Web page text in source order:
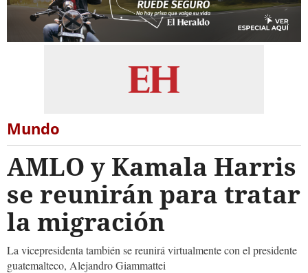
Mundo
AMLO y Kamala Harris
se reunirán para tratar
la migración
La vicepresidenta también se reunirá virtualmente con el presidente
guatemalteco, Alejandro Giammattei